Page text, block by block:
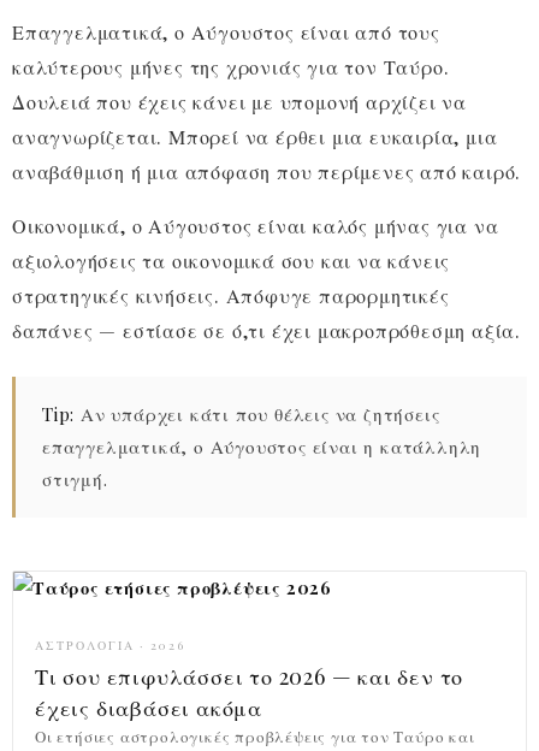
Επαγγελματικά, ο Αύγουστος είναι από τους
καλύτερους μήνες της χρονιάς για τον Ταύρο.
Δουλειά που έχεις κάνει με υπομονή αρχίζει να
αναγνωρίζεται. Μπορεί να έρθει μια ευκαιρία, μια
αναβάθμιση ή μια απόφαση που περίμενες από καιρό.
Οικονομικά, ο Αύγουστος είναι καλός μήνας για να
αξιολογήσεις τα οικονομικά σου και να κάνεις
στρατηγικές κινήσεις. Απόφυγε παρορμητικές
δαπάνες — εστίασε σε ό,τι έχει μακροπρόθεσμη αξία.
Tip: Αν υπάρχει κάτι που θέλεις να ζητήσεις
επαγγελματικά, ο Αύγουστος είναι η κατάλληλη
στιγμή.
ΑΣΤΡΟΛΟΓΊΑ · 2026
Τι σου επιφυλάσσει το 2026 — και δεν το
έχεις διαβάσει ακόμα
Οι ετήσιες αστρολογικές προβλέψεις για τον Ταύρο και